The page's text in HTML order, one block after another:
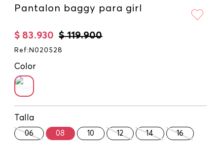
Pantalon baggy para girl
$ 119.900
$ 83.930
Ref : N020528
Color
Talla
06 08 10 12 14 16